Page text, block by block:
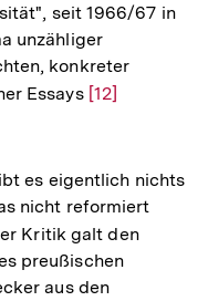
seit 1966/67 in
unzähliger
konkreter
Essays Zur
Fußnote
[12]
es eigentlich nichts
nicht reformiert
Kritik galt den
preußischen
aus den